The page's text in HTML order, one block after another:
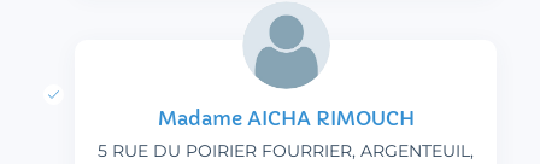
Madame AICHA RIMOUCH
5 RUE DU POIRIER FOURRIER, ARGENTEUIL,